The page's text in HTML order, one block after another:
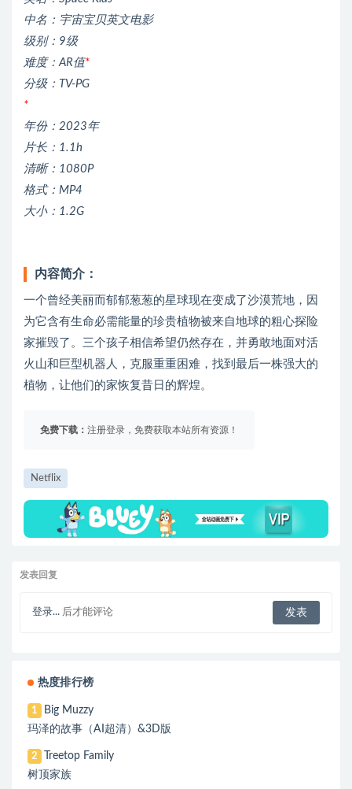
中名：宇宙宝贝英文电影
级别：9级
难度：AR值*
分级：TV-PG
*
年份：2023年
片长：1.1h
清晰：1080P
格式：MP4
大小：1.2G
内容简介：
一个曾经美丽而郁郁葱葱的星球现在变成了沙漠荒地，因
为它含有生命必需能量的珍贵植物被来自地球的粗心探险
家摧毁了。三个孩子相信希望仍然存在，并勇敢地面对活
火山和巨型机器人，克服重重困难，找到最后一株强大的
植物，让他们的家恢复昔日的辉煌。
免费下载： 注册登录，免费获取本站所有资源！
Netflix
发表回复
登录... 后才能评论
热度排行榜
1
Big Muzzy
玛泽的故事（AI超清）&3D版
2
Treetop Family
树顶家族